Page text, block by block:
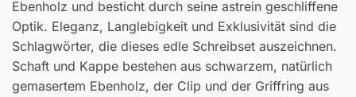
Ebenholz und besticht durch seine astrein geschliffene
Optik. Eleganz, Langlebigkeit und Exklusivität sind die
Schlagwörter, die dieses edle Schreibset auszeichnen.
Schaft und Kappe bestehen aus schwarzem, natürlich
gemasertem Ebenholz, der Clip und der Griffring aus